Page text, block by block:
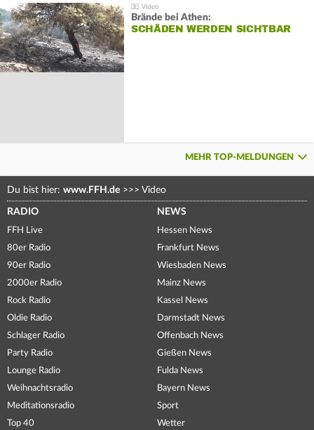
Brände bei Athen:
SCHÄDEN WERDEN SICHTBAR
MEHR TOP-MELDUNGEN
Du bist hier: www.FFH.de >>> Video
RADIO
FFH Live
80er Radio
90er Radio
2000er Radio
Rock Radio
Oldie Radio
Schlager Radio
Party Radio
Lounge Radio
Weihnachtsradio
Meditationsradio
Top 40
NEWS
Hessen News
Frankfurt News
Wiesbaden News
Mainz News
Kassel News
Darmstadt News
Offenbach News
Gießen News
Fulda News
Bayern News
Sport
Wetter